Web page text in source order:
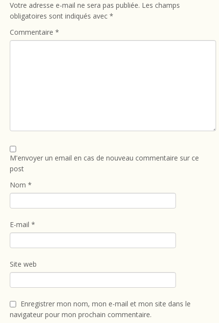
Votre adresse e-mail ne sera pas publiée. Les champs
obligatoires sont indiqués avec *
Commentaire *
M'envoyer un email en cas de nouveau commentaire sur ce
post
Nom *
E-mail *
Site web
Enregistrer mon nom, mon e-mail et mon site dans le
navigateur pour mon prochain commentaire.